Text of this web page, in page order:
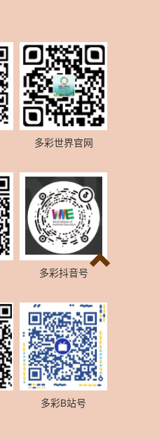
多彩世界官网
多彩抖音号
多彩B站号